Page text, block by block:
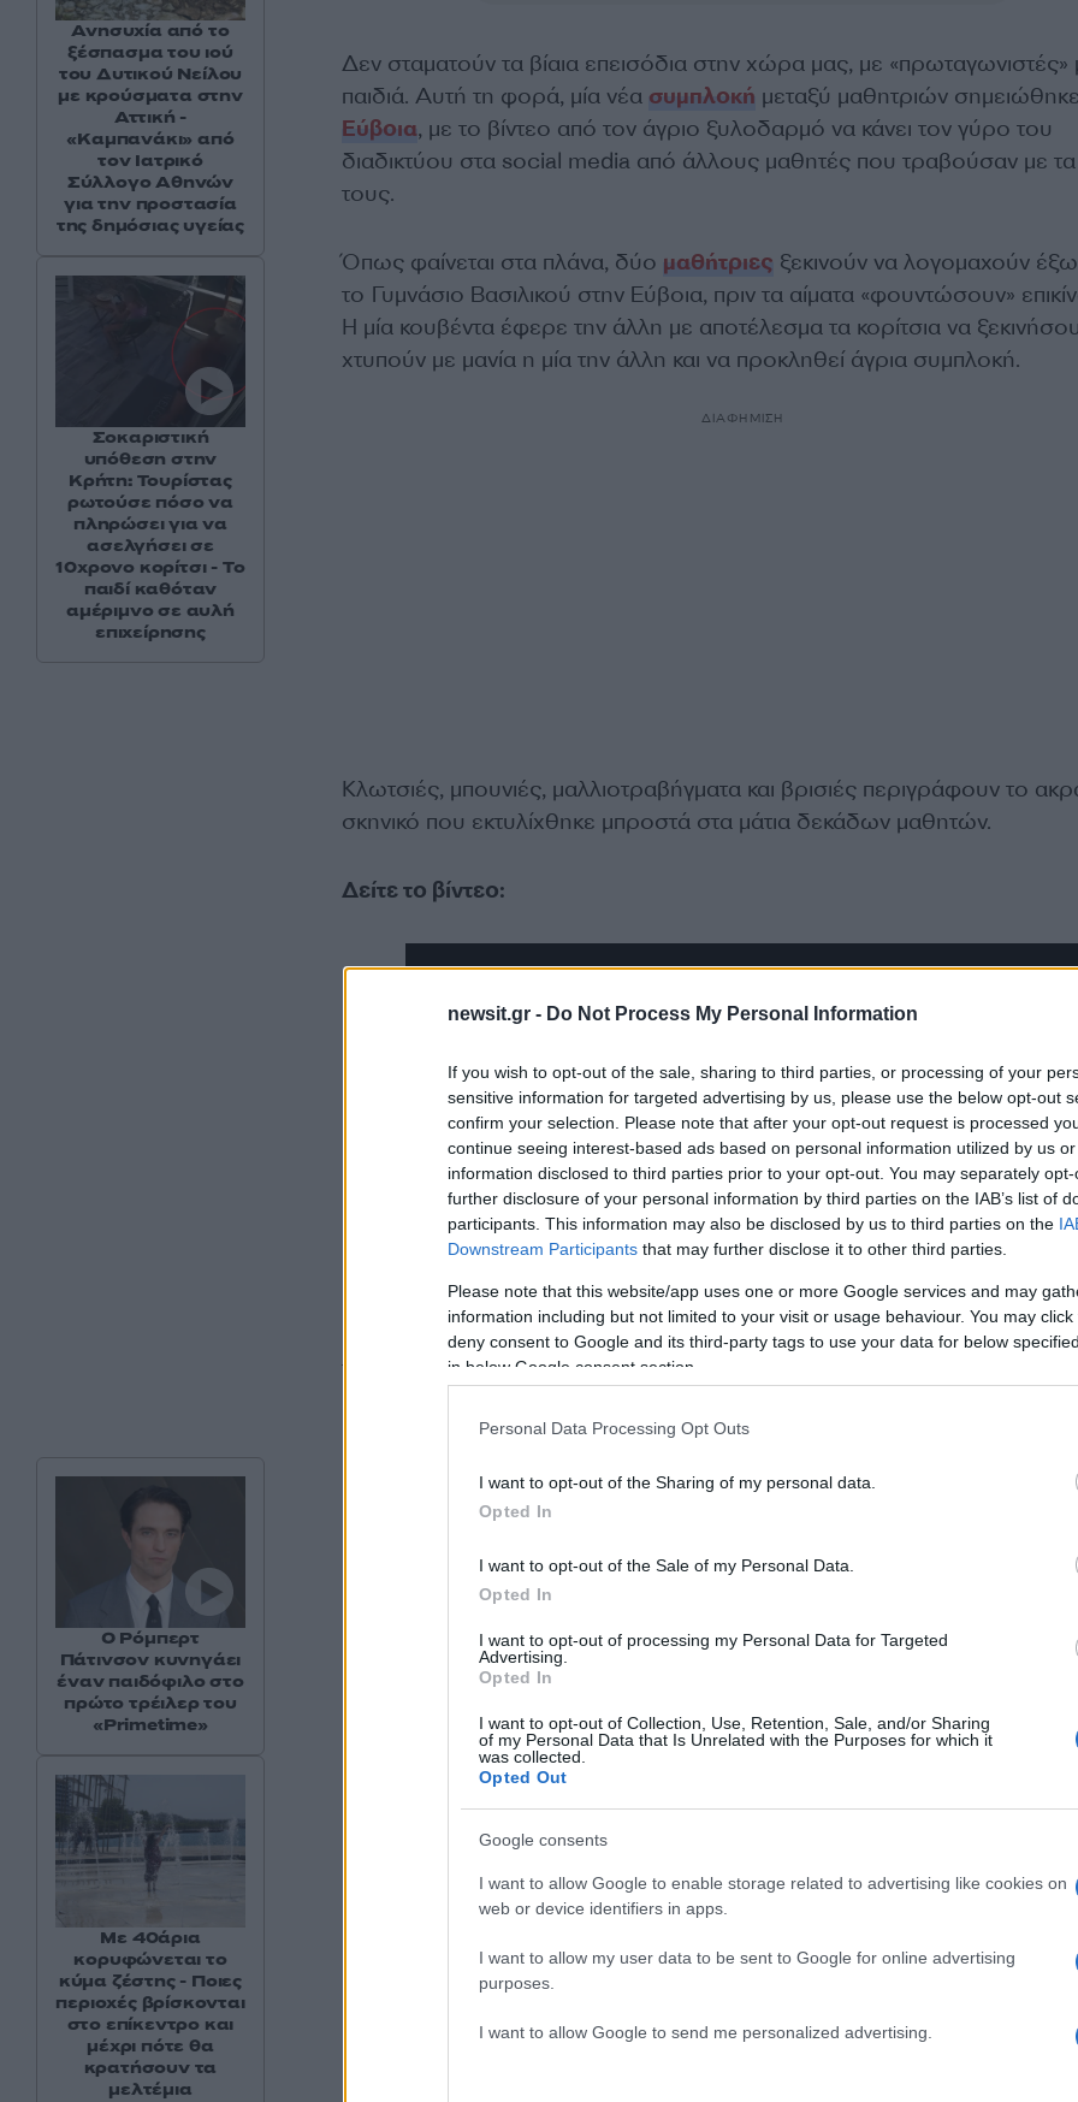
newsit.gr - Do Not Process My Personal Information
If you wish to opt-out of the sale, sharing to third parties, or processing of your
sensitive information for targeted advertising by us, please use the below opt-out
confirm your selection. Please note that after your opt-out request is processed
continue seeing interest-based ads based on personal information utilized by us
information disclosed to third parties prior to your opt-out. You may separately
further disclosure of your personal information by third parties on the IAB’s list of
participants. This information may also be disclosed by us to third parties on the
Downstream Participants that may further disclose it to other third parties.
Please note that this website/app uses one or more Google services and may
information including but not limited to your visit or usage behaviour. You may
deny consent to Google and its third-party tags to use your data for below
in below Google consent section.
Personal Data Processing Opt Outs
I want to opt-out of the Sharing of my personal data.
Opted In
I want to opt-out of the Sale of my Personal Data.
Opted In
I want to opt-out of processing my Personal Data for Targeted
Advertising.
Opted In
I want to opt-out of Collection, Use, Retention, Sale, and/or Sharing
of my Personal Data that Is Unrelated with the Purposes for which it
was collected.
Opted Out
Google consents
I want to allow Google to enable storage related to advertising like cookies on
web or device identifiers in apps.
I want to allow my user data to be sent to Google for online advertising
purposes.
I want to allow Google to send me personalized advertising.
Δεν σταματούν τα βίαια επεισόδια στην χώρα μας, με «πρωταγωνιστές»
παιδιά. Αυτή τη φορά, μία νέα συμπλοκή μεταξύ μαθητριών
Εύβοια, με το βίντεο από τον άγριο ξυλοδαρμό να κάνει τον γύρο του
διαδικτύου στα social media από άλλους μαθητές που τραβούσαν με τα
τους.
Όπως φαίνεται στα πλάνα, δύο μαθήτριες ξεκινούν να λογομαχούν
το Γυμνάσιο Βασιλικού στην Εύβοια, πριν τα αίματα «φουντώσουν»
Η μία κουβέντα έφερε την άλλη με αποτέλεσμα τα κορίτσια να
χτυπούν με μανία η μία την άλλη και να προκληθεί άγρια συμπλοκή.
ΔΙΑΦΗΜΙΣΗ
Κλωτσιές, μπουνιές, μαλλιοτραβήγματα και βρισιές περιγράφουν το
σκηνικό που εκτυλίχθηκε μπροστά στα μάτια δεκάδων μαθητών.
Δείτε το βίντεο:
Τη στιγμή μάλιστα που η μία κοπέλα χάνει την ισορροπία της και πέφτει
Ανησυχία από το
ξέσπασμα του ιού
του Δυτικού Νείλου
με κρούσματα στην
Αττική -
«Καμπανάκι» από
τον Ιατρικό
Σύλλογο Αθηνών
για την προστασία
της δημόσιας υγείας
Σοκαριστική
υπόθεση στην
Κρήτη: Τουρίστας
ρωτούσε πόσο να
πληρώσει για να
ασελγήσει σε
10χρονο κορίτσι - Το
παιδί καθόταν
αμέριμνο σε αυλή
επιχείρησης
Ο Ρόμπερτ
Πάτινσον κυνηγάει
έναν παιδόφιλο στο
πρώτο τρέιλερ του
«Primetime»
Με 40άρια
κορυφώνεται το
κύμα ζέστης - Ποιες
περιοχές βρίσκονται
στο επίκεντρο και
μέχρι πότε θα
κρατήσουν τα
μελτέμια